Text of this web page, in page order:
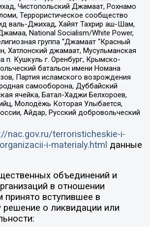
Чистопольский Джамаат, Рохнамо
Террористическое сообщество
валь-Джихад, Хайят Тахрир аш-Шам,
National Socialism/White Power,
группа “Джамаат “Красный
Хатлонский джамаат, Мусульманская
п. Кушкуль г. Оренбург, Крымско-
батальон имени Номана
Партия исламского возрождения
самооборона, Дуббайский
ячейка, Батал-Хаджи Белхороев,
Молодёжь Которая Улыбается,
Айдар, Русский добровольческий
nac.gov.ru/terroristicheskie-i-
i-materialy.html данные
объединений и
в отношении
принято вступившее в
решение о ликвидации или